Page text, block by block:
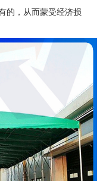
的，从而蒙受经济损